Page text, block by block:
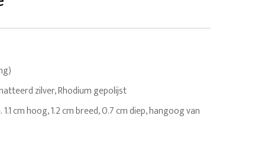
zilver, Rhodium gepolijst
1.1 cm hoog, 1.2 cm breed, 0.7 cm diep, hangoog van